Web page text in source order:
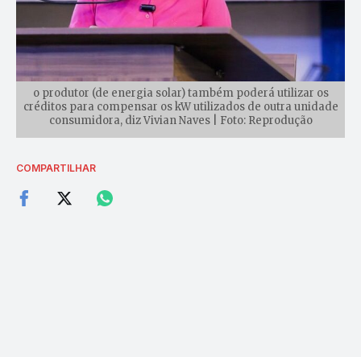
o produtor (de energia solar) também poderá utilizar os
créditos para compensar os kW utilizados de outra unidade
consumidora, diz Vivian Naves | Foto: Reprodução
COMPARTILHAR